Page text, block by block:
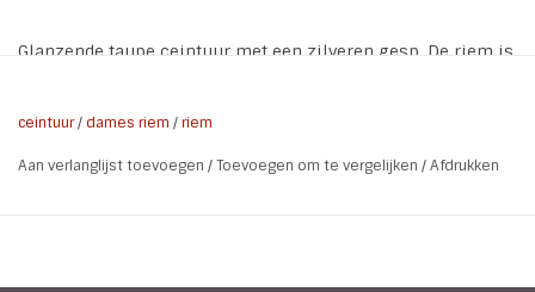
Glanzende taupe ceintuur met een zilveren gesp. De riem is
* Kleur: Taupe
ceintuur/ dames riem /riem
Aan verlanglijst toevoegen /Toevoegen om te vergelijken /Afdrukken